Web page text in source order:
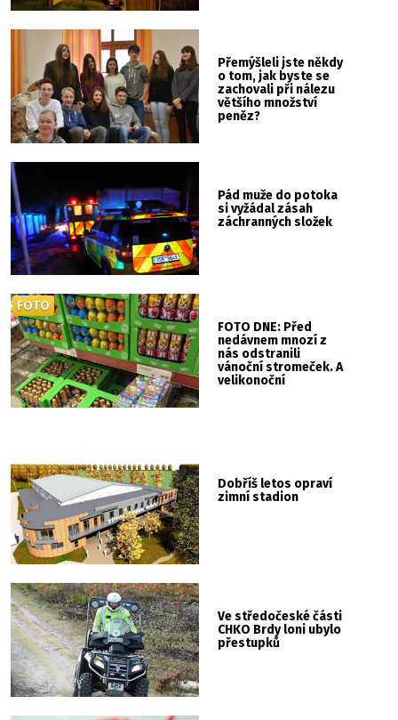
Přemýšleli jste někdy
o tom, jak byste se
zachovali při nálezu
většího množství
peněz?
Pád muže do potoka
si vyžádal zásah
záchranných složek
FOTO DNE: Před
nedávnem mnozí z
nás odstranili
vánoční stromeček. A
velikonoční
FOTO
Dobříš letos opraví
zimní stadion
Ve středočeské části
CHKO Brdy loni ubylo
přestupků